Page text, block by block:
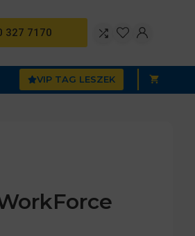
327 7170
VIP TAG LESZEK